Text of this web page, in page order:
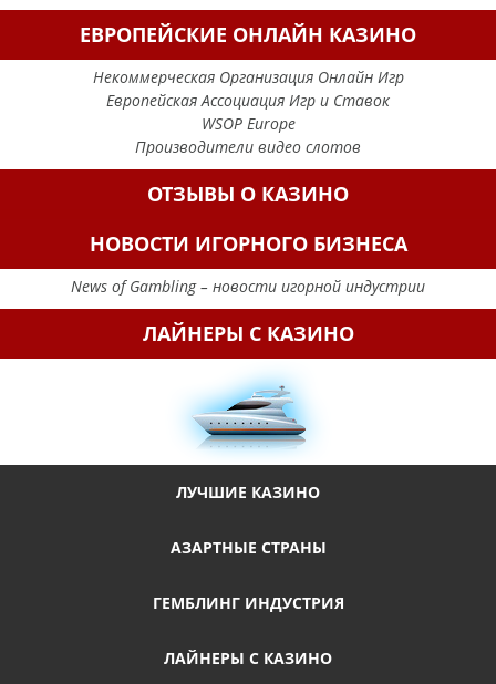
ЕВРОПЕЙСКИЕ ОНЛАЙН КАЗИНО
Некоммерческая Организация Онлайн Игр
Европейская Ассоциация Игр и Ставок
WSOP Europe
Производители видео слотов
ОТЗЫВЫ О КАЗИНО
НОВОСТИ ИГОРНОГО БИЗНЕСА
News of Gambling – новости игорной индустрии
ЛАЙНЕРЫ С КАЗИНО
ЛУЧШИЕ КАЗИНО
АЗАРТНЫЕ СТРАНЫ
ГЕМБЛИНГ ИНДУСТРИЯ
ЛАЙНЕРЫ С КАЗИНО